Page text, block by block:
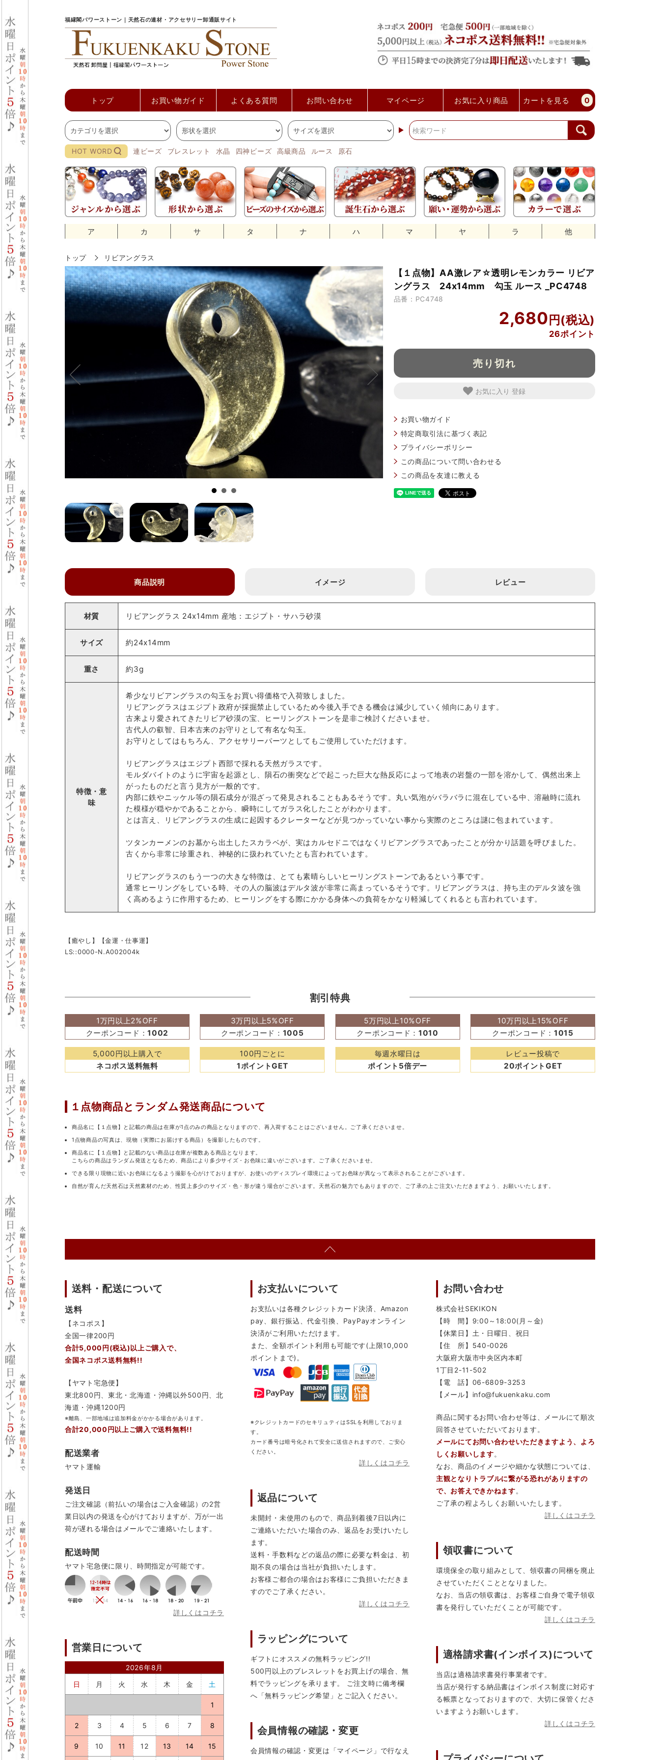
福縁閣パワーストーン｜天然石の連材・アクセサリー卸通販サイト
トップ お買い物ガイド よくある質問 お問い合わせ マイページ お気に入り商品 カートを見る 0
HOT WORD 連ビーズ ブレスレット 水晶 四神ビーズ 高級商品 ルース 原石
ア カ サ タ ナ ハ マ ヤ ラ 他
トップ リビアングラス
【１点物】AA激レア☆透明レモンカラー リビア
ングラス 24x14mm 勾玉 ルース _PC4748
品番：PC4748
2,680
26ポイント
売り切れ
お気に入り
お買い物ガイド
特定商取引法に基づく表記
プライバシーポリシー
この商品について問い合わせる
この商品を友達に教える
商品説明 イメージ レビュー
材質 リビアングラス 24x14mm 産地：エジプト・サハラ砂漠
サイズ 約24x14mm
重さ 約3g
特徴・意
味
希少なリビアングラスの勾玉をお買い得価格で入荷致しました。
リビアングラスはエジプト政府が採掘禁止しているため今後入手できる機会は減少していく傾向にあります。
古来より愛されてきたリビア砂漠の宝、ヒーリングストーンを是非ご検討くださいませ。
古代人の叡智、日本古来のお守りとして有名な勾玉。
お守りとしてはもちろん、アクセサリーパーツとしてもご使用していただけます。
リビアングラスはエジプト西部で採れる天然ガラスです。
モルダバイトのように宇宙を起源とし、隕石の衝突などで起こった巨大な熱反応によって地表の岩盤の一部を溶かして、偶然出来上
がったものだと言う見方が一般的です。
内部に鉄やニッケル等の隕石成分が混ざって発見されることもあるそうです。丸い気泡がバラバラに混在している中、溶融時に流れ
た模様が穏やかであることから、瞬時にしてガラス化したことがわかります。
とは言え、リビアングラスの生成に起因するクレーターなどが見つかっていない事から実際のところは謎に包まれています。
ツタンカーメンのお墓から出土したスカラベが、実はカルセドニではなくリビアングラスであったことが分かり話題を呼びました。
古くから非常に珍重され、神秘的に扱われていたとも言われています。
リビアングラスのもう一つの大きな特徴は、とても素晴らしいヒーリングストーンであるという事です。
通常ヒーリングをしている時、その人の脳波はデルタ波が非常に高まっているそうです。リビアングラスは、持ち主のデルタ波を強
く高めるように作用するため、ヒーリングをする際にかかる身体への負荷をかなり軽減してくれるとも言われています。
【癒やし】【金運・仕事運】
LS::0000-N.A002004k
割引特典
1万円以上2%OFF
クーポンコード：1002
3万円以上5%OFF
クーポンコード： 1005
5万円以上10%OFF
クーポンコード：1010
10万円以上15%OFF
クーポンコード： 1015
5,000円以上購入で
ネコポス送料無料
100円ごとに
1ポイントGET
毎週水曜日は
ポイント5倍デー
レビュー投稿で
20ポイントGET
１点物商品と ランダム発送商品について
商品名に【１点物】と記載の商品は在庫が1点のみの商品となりますので、再入荷することはございません。ご了承くださいませ。
1点物商品の写真は、現物（実際にお届けする商品）を撮影したものです。
商品名に【１点物】と記載のない商品は在庫が複数ある商品となります。
こちらの商品はランダム発送となるため、商品により多少サイズ・お色味に違いがございます。ご了承くださいませ。
できる限り現物に近いお色味になるよう撮影を心がけておりますが、お使いのディスプレイ環境によってお色味が異なって表示されることがございます。
自然が育んだ天然石は天然素材のため、性質上多少のサイズ・色・形が違う場合がございます。天然石の魅力でもありますので、ご了承の上ご注文いただきますよう、お願いいたします。
送料・配送について
送料
【ネコポス】
全国一律200円
合計5,000円(税込)以上ご購入で、
全国ネコポス送料無料!!
【ヤマト宅急便】
東北800円、東北・北海道・沖縄以外500円、北
海道・沖縄1200円
※離島、一部地域は追加料金がかかる場合があります。
合計20,000円以上ご購入で送料無料!!
配送業者
ヤマト運輸
発送日
ご注文確認（前払いの場合はご入金確認）の2営
業日以内の発送を心がけておりますが、万が一出
荷が遅れる場合はメールでご連絡いたします。
配送時間
ヤマト宅急便に限り、時間指定が可能です。
詳しくはコチラ
営業日について
2026年8月
日
月 火 水 木 金 土
1
2 3 4 5 6 7 8
9 10 11 12 13 14 15
お支払いについて
お支払いは各種クレジットカード決済、Amazon
pay、銀行振込、代金引換、PayPayオンライン
決済がご利用いただけます。
また、全額ポイント利用も可能です(上限10,000
ポイントまで)。
※クレジットカードのセキリュティはSSLを利用しておりま
す。
カード番号は暗号化されて安全に送信されますので、ご安心
ください。
詳しくはコチラ
返品について
未開封・未使用のもので、商品到着後7日以内に
ご連絡いただいた場合のみ、返品をお受けいたし
ます。
送料・手数料などの返品の際に必要な料金は、初
期不良の場合は当社が負担いたします。
お客様ご都合の場合はお客様にご負担いただきま
すのでご了承ください。
詳しくはコチラ
ラッピングについて
ギフトにオススメの無料ラッピング!!
500円以上のブレスレットをお買上げの場合、無
料でラッピングを承ります。 ご注文時に備考欄
へ「無料ラッピング希望」とご記入ください。
会員情報の確認・変更
会員情報の確認・変更は「マイページ」で行なえ
お問い合わせ
株式会社SEKIKON
【時 間】9:00～18:00(月～金)
【休業日】土・日曜日、祝日
【住 所】540-0026
大阪府大阪市中央区内本町
1丁目2-11-502
【電 話】06-6809-3253
【メール】info@fukuenkaku.com
商品に関するお問い合わせ等は、メールにて順次
回答させていただいております。
メールにてお問い合わせいただきますよう、よろ
しくお願いします。
なお、商品のイメージや細かな状態については、
主観となりトラブルに繋がる恐れがありますの
で、お答えできかねます。
ご了承の程よろしくお願いいたします。
詳しくはコチラ
領収書について
環境保全の取り組みとして、領収書の同梱を廃止
させていただくこととなりました。
なお、当店の領収書は、お客様ご自身で電子領収
書を発行していただくことが可能です。
詳しくはコチラ
適格請求書(インボイス)について
当店は適格請求書発行事業者です。
当店が発行する納品書はインボイス制度に対応す
る帳票となっておりますので、大切に保管くださ
いますようお願いします。
詳しくはコチラ